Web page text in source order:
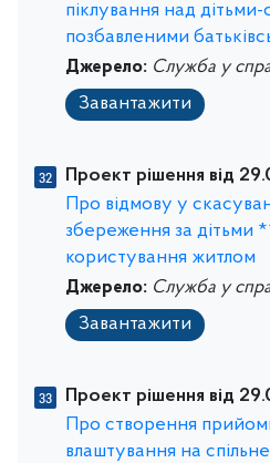
піклування над
позбавленими
Джерело: Служба у
Завантажити
Проект рішення від
Про відмову у
збереження за дітьми
користування житлом
Джерело: Служба у
Завантажити
Проект рішення від
Про створення
влаштування на